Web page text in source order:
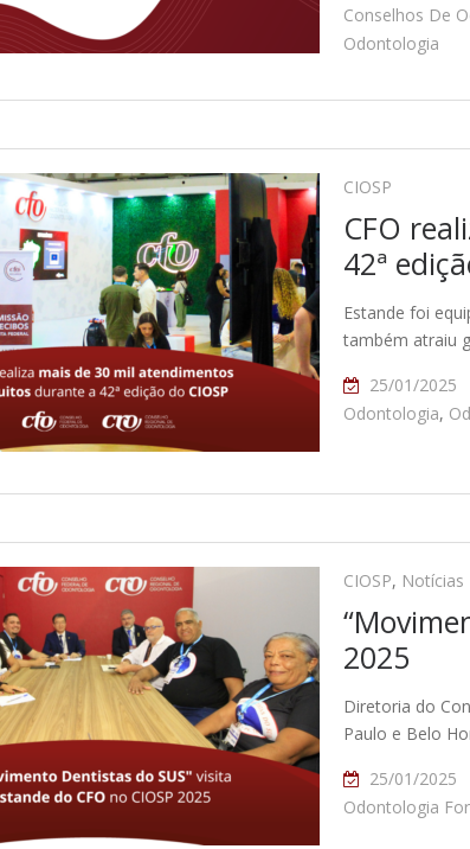
Conselhos De
Odontologia
CIOSP
CFO
42ª
Estande foi
também atraiu
25/01/2025
Odontologia,
CIOSP, Notícias
2025
Diretoria do
Paulo e Belo
25/01/2025
Odontologia